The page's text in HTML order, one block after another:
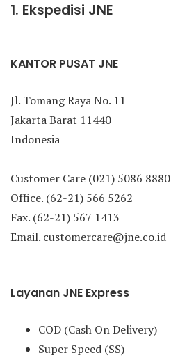
1. Ekspedisi JNE
KANTOR PUSAT JNE
Jl. Tomang Raya No. 11
Jakarta Barat 11440
Indonesia
Customer Care (021) 5086 8880
Office. (62-21) 566 5262
Fax. (62-21) 567 1413
Email. customercare@jne.co.id
Layanan JNE Express
COD (Cash On Delivery)
Super Speed (SS)